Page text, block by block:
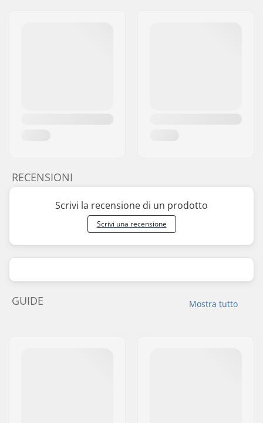
RECENSIONI
Scrivi la recensione di un prodotto
Scrivi una recensione
Mostra tutto
GUIDE